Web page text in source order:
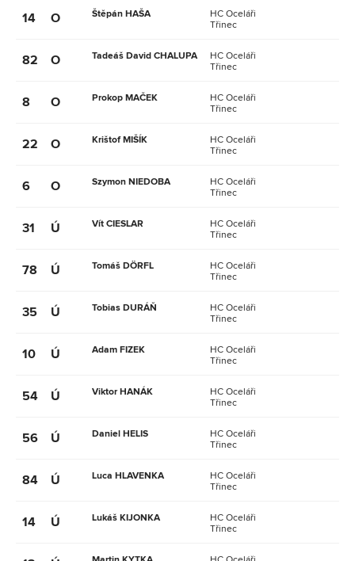
14 O Štěpán HAŠA
HC Oceláři
Třinec
82 O Tadeáš David CHALUPA
HC Oceláři
Třinec
8 O Prokop MAČEK
HC Oceláři
Třinec
22 O Krištof MIŠÍK
HC Oceláři
Třinec
6 O Szymon NIEDOBA
HC Oceláři
Třinec
31 Ú Vít CIESLAR
HC Oceláři
Třinec
78 Ú Tomáš DÖRFL
HC Oceláři
Třinec
35 Ú Tobias DURÁŇ
HC Oceláři
Třinec
10 Ú Adam FIZEK
HC Oceláři
Třinec
54 Ú Viktor HANÁK
HC Oceláři
Třinec
56 Ú Daniel HELIS
HC Oceláři
Třinec
84 Ú Luca HLAVENKA
HC Oceláři
Třinec
14 Ú Lukáš KIJONKA
HC Oceláři
Třinec